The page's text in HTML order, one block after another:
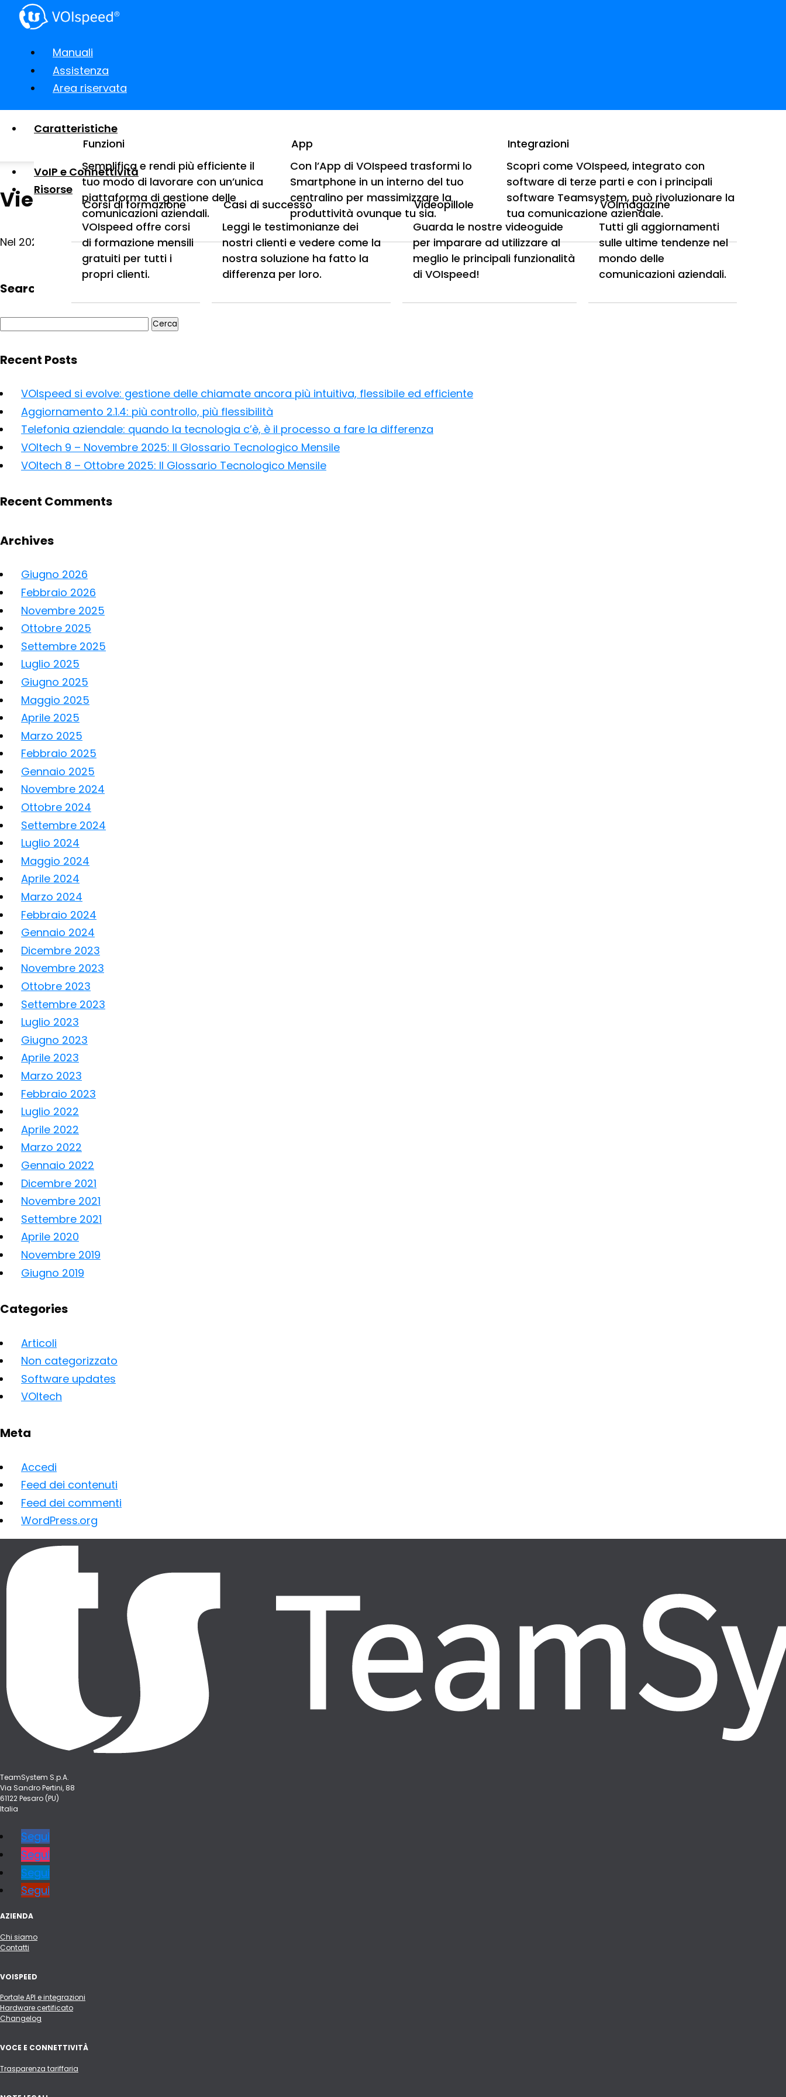
Manuali
Assistenza
Area riservata
Caratteristiche
Funzioni
Semplifica e rendi più efficiente il
tuo modo di lavorare con un’unica
piattaforma di gestione delle
comunicazioni aziendali.
App
Con l’App di VOIspeed trasformi lo
Smartphone in un interno del tuo
centralino per massimizzare la
produttività ovunque tu sia.
Integrazioni
Scopri come VOIspeed, integrato con
software di terze parti e con i principali
software Teamsystem, può rivoluzionare la
tua comunicazione aziendale.
VoIP e Connettività
Risorse
Corsi di formazione
VOIspeed offre corsi
di formazione mensili
gratuiti per tutti i
propri clienti.
Casi di successo
Leggi le testimonianze dei
nostri clienti e vedere come la
nostra soluzione ha fatto la
differenza per loro.
Videopillole
Guarda le nostre videoguide
per imparare ad utilizzare al
meglio le principali funzionalità
di VOIspeed!
VOImagazine
Tutti gli aggiornamenti
sulle ultime tendenze nel
mondo delle
comunicazioni aziendali.
Viene sviluppata la nuova App WebRTC
Nel 2023 viene sviluppata la nuova App per iOs e Android, portando tutti i vantaggi di VOIspeed anche in mobilità.
Search
Ricerca
per:
Recent Posts
VOIspeed si evolve: gestione delle chiamate ancora più intuitiva, flessibile ed efficiente
Aggiornamento 2.1.4: più controllo, più flessibilità
Telefonia aziendale: quando la tecnologia c’è, è il processo a fare la differenza
VOItech 9 – Novembre 2025: Il Glossario Tecnologico Mensile
VOItech 8 – Ottobre 2025: Il Glossario Tecnologico Mensile
Recent Comments
Archives
Giugno 2026
Febbraio 2026
Novembre 2025
Ottobre 2025
Settembre 2025
Luglio 2025
Giugno 2025
Maggio 2025
Aprile 2025
Marzo 2025
Febbraio 2025
Gennaio 2025
Novembre 2024
Ottobre 2024
Settembre 2024
Luglio 2024
Maggio 2024
Aprile 2024
Marzo 2024
Febbraio 2024
Gennaio 2024
Dicembre 2023
Novembre 2023
Ottobre 2023
Settembre 2023
Luglio 2023
Giugno 2023
Aprile 2023
Marzo 2023
Febbraio 2023
Luglio 2022
Aprile 2022
Marzo 2022
Gennaio 2022
Dicembre 2021
Novembre 2021
Settembre 2021
Aprile 2020
Novembre 2019
Giugno 2019
Categories
Articoli
Non categorizzato
Software updates
VOItech
Meta
Accedi
Feed dei contenuti
Feed dei commenti
WordPress.org
TeamSystem S.p.A.
Via Sandro Pertini, 88
61122 Pesaro (PU)
Italia
Segui
Segui
Segui
Segui
AZIENDA
Chi siamo
Contatti
VOISPEED
Portale API e integrazioni
Hardware certificato
Changelog
VOCE E CONNETTIVITÀ
Trasparenza tariffaria